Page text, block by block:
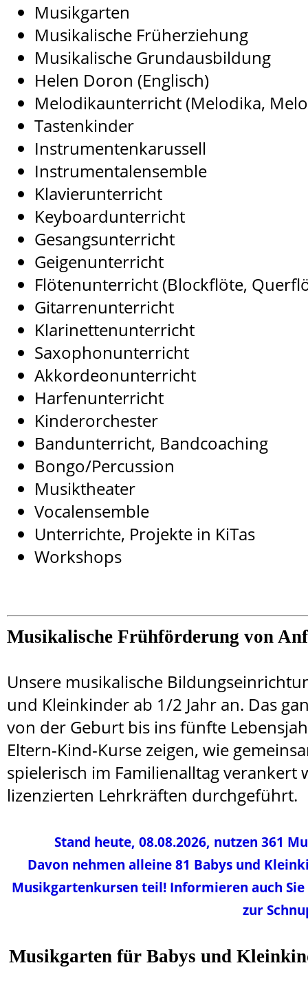
Musikgarten
Musikalische Früherziehung
Musikalische Grundausbildung
Helen Doron (Englisch)
Melodikaunterricht (Melodika,
Tastenkinder
Instrumentenkarussell
Instrumentalensemble
Klavierunterricht
Keyboardunterricht
Gesangsunterricht
Geigenunterricht
Flötenunterricht (Blockflöte,
Gitarrenunterricht
Klarinettenunterricht
Saxophonunterricht
Akkordeonunterricht
Harfenunterricht
Kinderorchester
Bandunterricht, Bandcoaching
Bongo/Percussion
Musiktheater
Vocalensemble
Unterrichte, Projekte in KiTas
Workshops
Musikalische Frühförderung von
Unsere musikalische
und Kleinkinder ab 1/2 Jahr an. Das
von der Geburt bis ins fünfte
Eltern-Kind-Kurse zeigen, wie
spielerisch im Familienalltag verankert
lizenzierten Lehrkräften durchgeführt.
Stand heute, 08.08.2026, nutzen 361
Davon nehmen alleine 81 Babys und
Musikgartenkursen teil! Informieren auch
zur
Musikgarten für Babys und